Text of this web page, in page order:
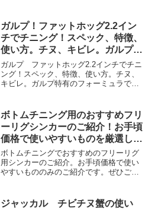
ガルプ！ファットホッグ2.2イン
チでチニング！スペック、特徴、
使い方。チヌ、キビレ。ガルプ特
有のフォーミュラで寄せて食わせ
る！
ガルプ ファットホッグ2.2インチでチニ
ング！スペック、特徴、使い方。チヌ、
キビレ。ガルプ特有のフォーミュラで寄
ボトムチニング用のおすすめフリ
ーリグシンカーのご紹介！お手頃
価格で使いやすいものを厳選しま
した。
ボトムチニングでおすすめのフリーリグ
用シンカーのご紹介。お手頃価格で使い
やすいもののみのご紹介です。ぜひご覧
ジャッカル チビチヌ蟹の使い